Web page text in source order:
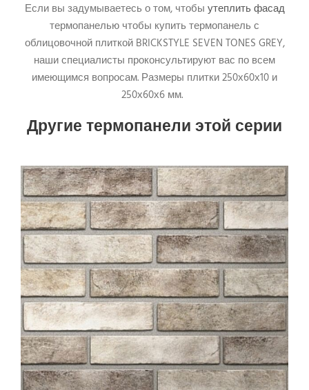
Если вы задумываетесь о том, чтобы утеплить фасад
термопанелью чтобы купить термопанель с
облицовочной плиткой BRICKSTYLE SEVEN TONES GREY,
наши специалисты проконсультируют вас по всем
имеющимся вопросам. Размеры плитки 250х60х10 и
250х60х6 мм.
Другие термопанели этой серии